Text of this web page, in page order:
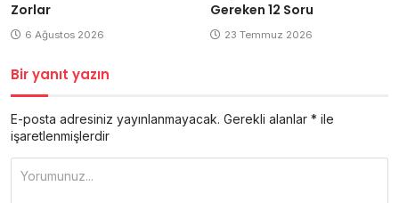
Zorlar
6 Ağustos 2026
Gereken 12 Soru
23 Temmuz 2026
Bir yanıt yazın
E-posta adresiniz yayınlanmayacak. Gerekli alanlar * ile
işaretlenmişlerdir